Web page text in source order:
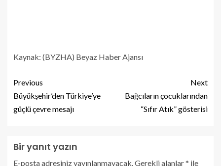
Kaynak: (BYZHA) Beyaz Haber Ajansı
Previous
Büyükşehir’den Türkiye’ye
güçlü çevre mesajı
Next
Bağcıların çocuklarından
“Sıfır Atık” gösterisi
Bir yanıt yazın
E-posta adresiniz yayınlanmayacak. Gerekli alanlar* ile